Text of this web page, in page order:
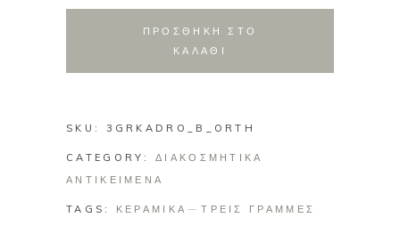
quantity
ΠΡΟΣΘΗΚΗ ΣΤΟ
ΚΑΛΑΘΙ
SKU: 3GRKADRO_B_ORTH
CATEGORY:ΔΙΑΚΟΣΜΗΤΙΚΑ
ΑΝΤΙΚΕΙΜΕΝΑ
TAGS: ΚΕΡΑΜΙΚΑ ΤΡΕΙΣ ΓΡΑΜΜΕΣ